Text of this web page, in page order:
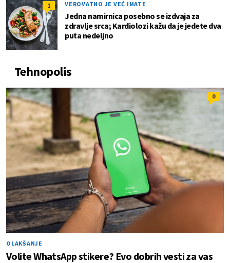
1 VEROVATNO JE VEĆ IMATE
Jedna namirnica posebno se izdvaja za
zdravlje srca; Kardiolozi kažu da je jedete dva
puta nedeljno
Tehnopolis
0
OLAKŠANJE
Volite WhatsApp stikere? Evo dobrih vesti za vas